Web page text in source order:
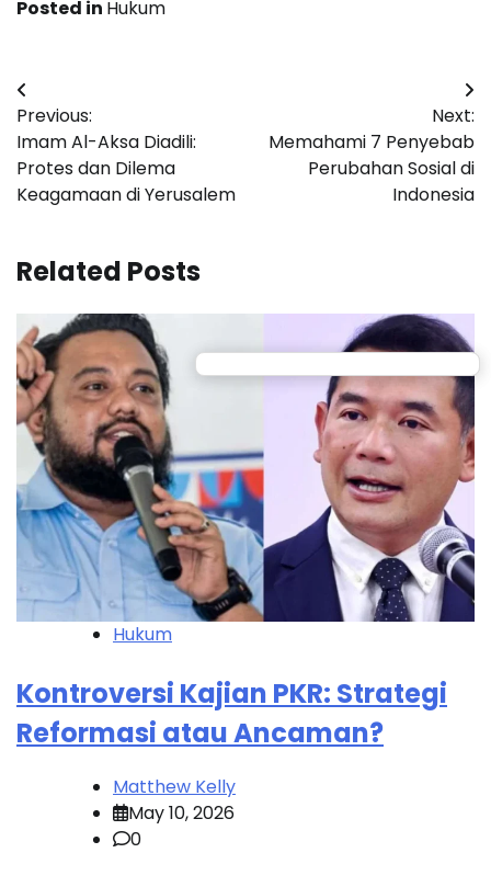
Posted in Hukum
Post
navigation
Previous:
Imam Al-Aksa Diadili:
Protes dan Dilema
Keagamaan di Yerusalem
Next:
Memahami 7 Penyebab
Perubahan Sosial di
Indonesia
Related Posts
Hukum
Kontroversi Kajian PKR: Strategi
Reformasi atau Ancaman?
Matthew Kelly
May 10, 2026
0